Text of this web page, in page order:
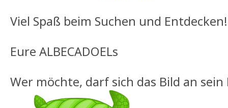
Viel Spaß beim Suchen und Entdecken!
Eure ALBECADOELs
Wer möchte, darf sich das Bild an